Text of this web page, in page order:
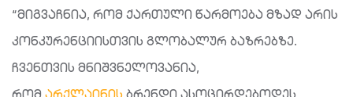
“მიგვაჩნია, რომ ქართული წარმოება მზად არის
კონკურენციისთვის გლობალურ ბაზრებზე.
ჩვენთვის მნიშვნელოვანია,